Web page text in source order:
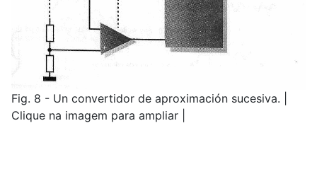
Fig. 8 - Un convertidor de aproximación sucesiva. |
Clique na imagem para ampliar |